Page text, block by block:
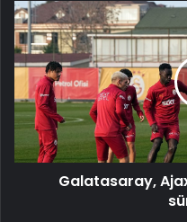
Galatasaray,
Ajax
maçının
hazırlıklarını
sürdürdü
Galatasaray, Ajax